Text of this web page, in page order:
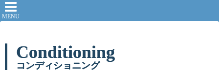
Conditioning
コンディショニング